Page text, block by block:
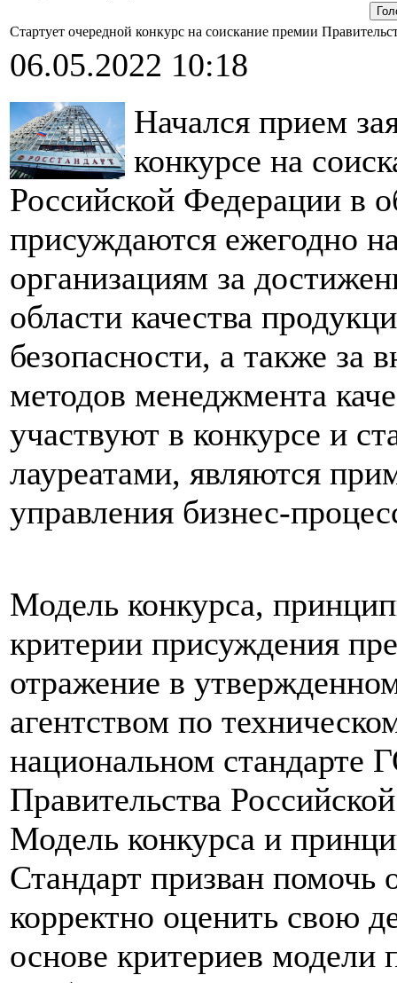
Стартует очередной конкурс на соискание премии
06.05.2022 10:18
Начался прием
конкурсе на
Российской Федерации в
присуждаются ежегодно
организациям за
области качества
безопасности, а также за
методов менеджмента
участвуют в конкурсе и
лауреатами, являются
управления бизнес-
Модель конкурса,
критерии присуждения
отражение в
агентством по
национальном
Правительства
Модель конкурса и
Стандарт призван помочь
корректно оценить свою
основе критериев модели